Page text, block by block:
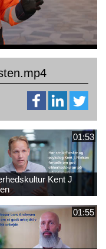
01:53
Kent J
01:55